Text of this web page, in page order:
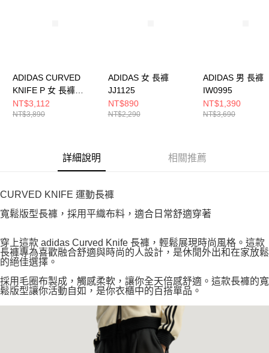
ADIDAS CURVED
KNIFE P 女 長褲
IA7519
NT$3,112
NT$3,890
ADIDAS 女 長褲
JJ1125
NT$890
NT$2,290
ADIDAS 男 長褲
IW0995
NT$1,390
NT$3,690
詳細說明 相關推薦
CURVED KNIFE 運動長褲
寬鬆版型長褲，採用平織布料，適合日常舒適穿著
穿上這款 adidas Curved Knife 長褲，輕鬆展現時尚風格。這款
長褲專為喜歡融合舒適與時尚的人設計，是休閒外出和在家放鬆
的絕佳選擇。
採用毛圈布製成，觸感柔軟，讓你全天倍感舒適。這款長褲的寬
鬆版型讓你活動自如，是你衣櫃中的百搭單品。